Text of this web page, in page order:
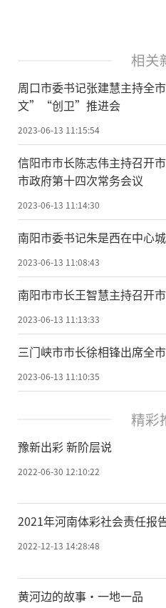
相关
周口市委书记张建慧主持全
文”“创卫”推进会
2023-06-13 11:15:54
信阳市市长陈志伟主持召开
市政府第十四次常务会议
2023-06-13 11:14:30
南阳市委书记朱是西在中心
2023-06-13 11:08:43
南阳市市长王智慧主持召开
2023-06-13 11:13:33
三门峡市市长徐相锋出席全
2023-06-13 11:10:35
精彩
豫新出彩 新阶层说
2022-06-30 12:10:22
2021年河南体彩社会责任报
2022-12-13 14:28:48
黄河边的故事·一地一品